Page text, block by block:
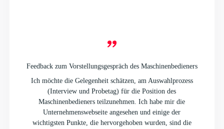
Feedback zum Vorstellungsgespräch des Maschinenbedieners
Ich möchte die Gelegenheit schätzen, am Auswahlprozess
(Interview und Probetag) für die Position des
Maschinenbedieners teilzunehmen. Ich habe mir die
Unternehmenswebseite angesehen und einige der
wichtigsten Punkte, die hervorgehoben wurden, sind die